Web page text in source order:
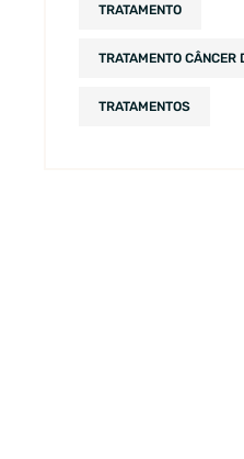
TRATAMENTO
TRATAMENTO CÂNCER
TRATAMENTOS